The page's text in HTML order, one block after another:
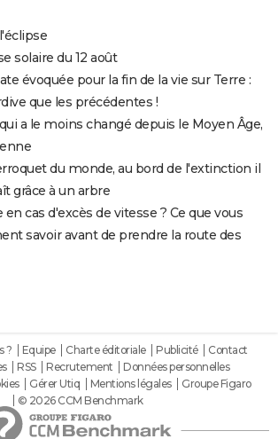
solaire du 12 août
évoquée pour la fin de la vie sur Terre :
que les précédentes !
a le moins changé depuis le Moyen Âge,
du monde, au bord de l'extinction il
grâce à un arbre
cas d'excès de vitesse ? Ce que vous
savoir avant de prendre la route des
? Equipe Charte éditoriale Publicité
Contact
RSS Recrutement
Données personnelles
Gérer Utiq Mentions légales
Groupe Figaro
© 2026 CCM Benchmark